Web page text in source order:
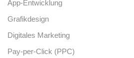
App-Entwicklung
Grafikdesign
Digitales Marketing
Pay-per-Click (PPC)